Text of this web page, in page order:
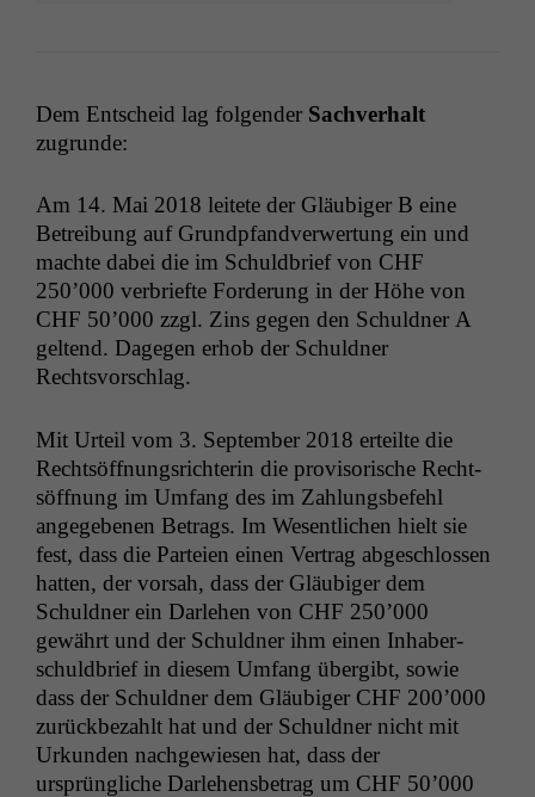
Dem Entscheid lag fol­gen­der Sachver­halt
zugrunde:
Am 14. Mai 2018 leit­ete der Gläu­biger B eine
Betrei­bung auf Grundp­fand­ver­w­er­tung ein und
machte dabei die im Schuld­brief von CHF
250’000 ver­briefte Forderung in der Höhe von
CHF 50’000 zzgl. Zins gegen den Schuld­ner A
gel­tend. Dage­gen erhob der Schuld­ner
Rechtsvorschlag.
Mit Urteil vom 3. Sep­tem­ber 2018 erteilte die
Recht­söff­nungsrich­terin die pro­vi­sorische Recht­
söff­nung im Umfang des im Zahlungs­be­fehl
angegebe­nen Betrags. Im Wesentlichen hielt sie
fest, dass die Parteien einen Ver­trag abgeschlossen
hat­ten, der vor­sah, dass der Gläu­biger dem
Schuld­ner ein Dar­lehen von CHF 250’000
gewährt und der Schuld­ner ihm einen Inhab­er­
schuld­brief in diesem Umfang übergibt, sowie
dass der Schuld­ner dem Gläu­biger CHF 200’000
zurück­bezahlt hat und der Schuld­ner nicht mit
Urkun­den nachgewiesen hat, dass der
ursprüngliche Dar­lehens­be­trag um CHF 50’000